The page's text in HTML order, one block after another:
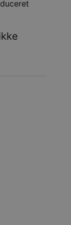
ovenfor er